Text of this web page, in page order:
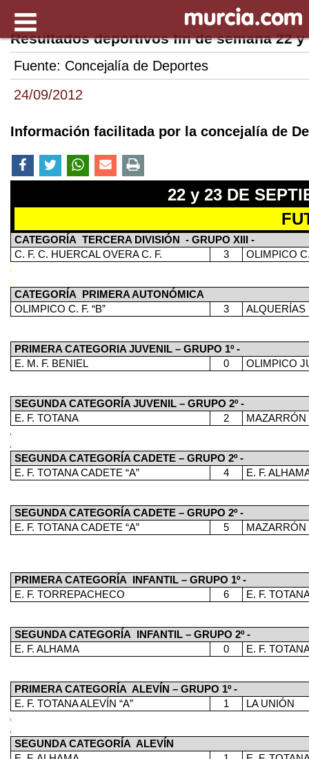
24/09/2012
Resultados deportivos fin de semana 22
Fuente: Concejalía de Deportes
Información facilitada por la concejalía de
22 y 23 DE
CATEGORÍA TERCERA DIVISIÓN
- GRUPO XIII -
C. F. C. HUERCAL OVERA C. F.
3 OLIMPICO
CATEGORÍA
PRIMERA AUTONÓMICA
OLIMPICO C. F. “B”
3 ALQUERÍAS
PRIMERA CATEGORIA JUVENIL – GRUPO 1º -
E. M. F. BENIEL
0 OLIMPICO
SEGUNDA CATEGORÍA JUVENIL – GRUPO 2º -
E. F. TOTANA
2 MAZARRÓN
SEGUNDA CATEGORÍA CADETE – GRUPO 2º -
E. F. TOTANA CADETE “A”
4 E. F.
SEGUNDA CATEGORÍA CADETE – GRUPO 2º -
E. F. TOTANA CADETE “A”
5 MAZARRÓN
PRIMERA CATEGORÍA
INFANTIL – GRUPO 1º -
E. F. TORREPACHECO
6 E. F.
SEGUNDA CATEGORÍA
INFANTIL – GRUPO 2º -
E. F. ALHAMA
0 E. F.
PRIMERA CATEGORÍA ALEVÍN – GRUPO 1º -
E. F. TOTANA ALEVÍN “A”
1 LA UNIÓN
SEGUNDA CATEGORÍA ALEVÍN